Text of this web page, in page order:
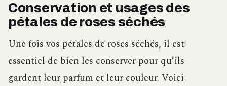
Conservation et usages des
pétales de roses séchés
Une fois vos pétales de roses séchés, il est
essentiel de bien les conserver pour qu’ils
gardent leur parfum et leur couleur. Voici